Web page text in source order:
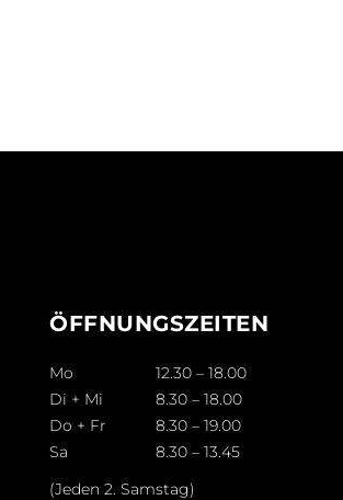
ÖFFNUNGSZEITEN
Mo
12.30 – 18.00
Di + Mi
8.30 – 18.00
Do + Fr
8.30 – 19.00
Sa
8.30 – 13.45
(Jeden 2. Samstag)